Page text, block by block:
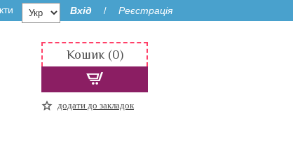
Вхід / Реєстрація
Кошик (0)
додати до закладок